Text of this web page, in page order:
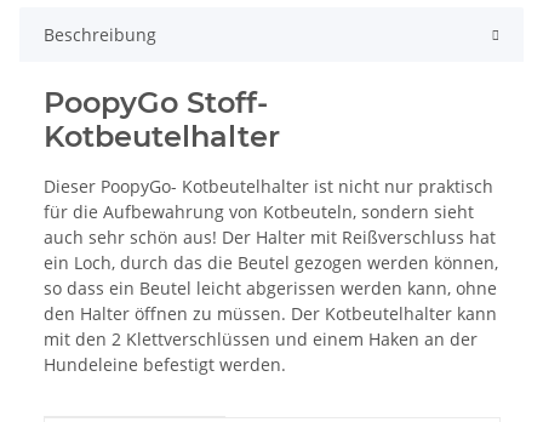
Beschreibung
PoopyGo Stoff-
Kotbeutelhalter
Dieser PoopyGo- Kotbeutelhalter ist nicht nur praktisch
für die Aufbewahrung von Kotbeuteln, sondern sieht
auch sehr schön aus! Der Halter mit Reißverschluss hat
ein Loch, durch das die Beutel gezogen werden können,
so dass ein Beutel leicht abgerissen werden kann, ohne
den Halter öffnen zu müssen. Der Kotbeutelhalter kann
mit den 2 Klettverschlüssen und einem Haken an der
Hundeleine befestigt werden.